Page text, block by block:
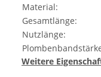
Material:
Gesamtlänge:
Nutzlänge:
Weitere